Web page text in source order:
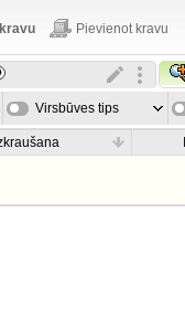
Pievienot kravu
Virsbūves tips